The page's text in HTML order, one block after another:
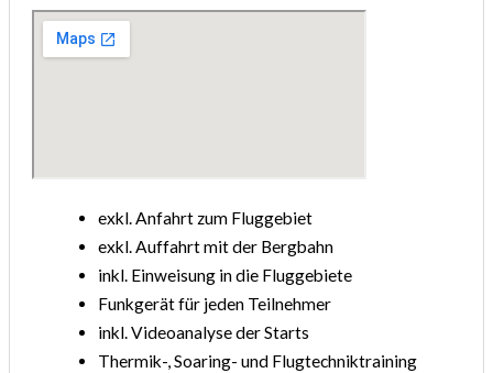
exkl. Anfahrt zum Fluggebiet
exkl. Auffahrt mit der Bergbahn
inkl. Einweisung in die Fluggebiete
Funkgerät für jeden Teilnehmer
inkl. Videoanalyse der Starts
Thermik-, Soaring- und Flugtechniktraining